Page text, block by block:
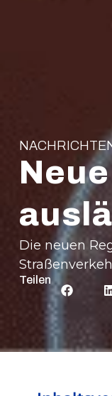
Die neuen
Teilen